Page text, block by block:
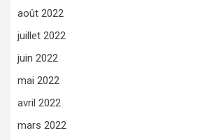
août 2022
juillet 2022
juin 2022
mai 2022
avril 2022
mars 2022